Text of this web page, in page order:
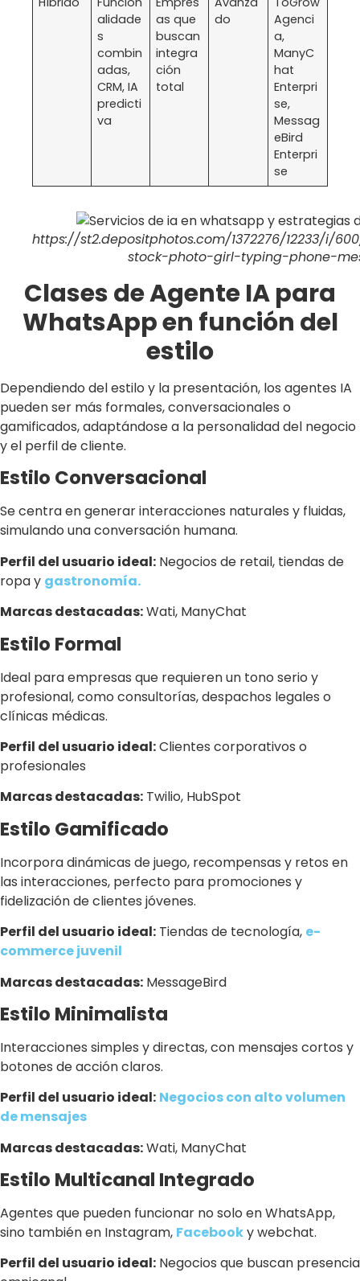
alidade
s
combin
adas,
CRM, IA
predicti
va
as que
buscan
integra
ción
total
do
Agenci
a,
ManyC
hat
Enterpri
se,
Messag
eBird
Enterpri
se
https://st2.depositphotos.com/1372276/12233/i/
stock-photo-girl-typing-phone-
Clases de Agente IA para
WhatsApp en función del
estilo
Dependiendo del estilo y la presentación, los agentes IA
pueden ser más formales, conversacionales o
gamificados, adaptándose a la personalidad del negocio
y el perfil de cliente.
Estilo Conversacional
Se centra en generar interacciones naturales y fluidas,
simulando una conversación humana.
Perfil del usuario ideal: Negocios de retail, tiendas de
ropa y gastronomía.
Marcas destacadas:Wati, ManyChat
Estilo Formal
Ideal para empresas que requieren un tono serio y
profesional, como consultorías, despachos legales o
clínicas médicas.
Perfil del usuario ideal:Clientes corporativos o
profesionales
Marcas destacadas: Twilio, HubSpot
Estilo Gamificado
Incorpora dinámicas de juego, recompensas y retos en
las interacciones, perfecto para promociones y
fidelización de clientes jóvenes.
Perfil del usuario ideal: Tiendas de tecnología, e-
commerce juvenil
Marcas destacadas: MessageBird
Estilo Minimalista
Interacciones simples y directas, con mensajes cortos y
botones de acción claros.
Perfil del usuario ideal: Negocios con alto volumen
de mensajes
Marcas destacadas:Wati, ManyChat
Estilo Multicanal Integrado
Agentes que pueden funcionar no solo en WhatsApp,
sino también en Instagram, Facebooky webchat.
Perfil del usuario ideal: Negocios que buscan presencia